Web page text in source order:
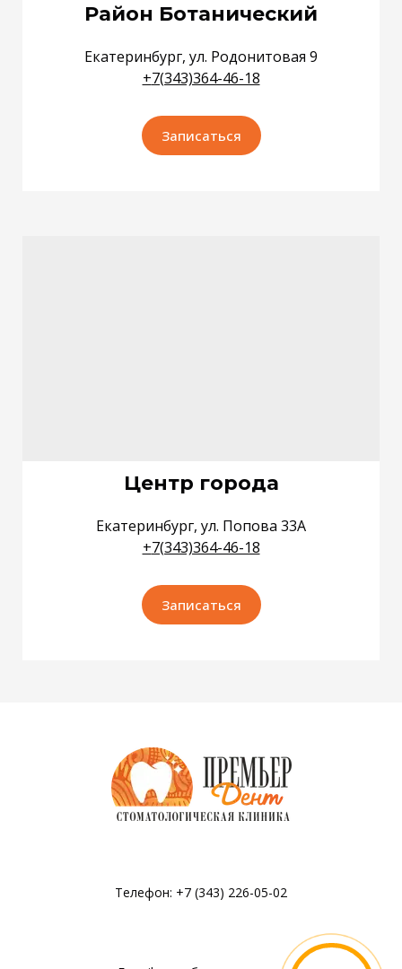
Район Ботанический
Екатеринбург, ул. Родонитовая 9
+7(343)364-46-18
Записаться
Центр города
Екатеринбург, ул. Попова 33А
+7(343)364-46-18
Записаться
Телефон: +7 (343) 226-05-02